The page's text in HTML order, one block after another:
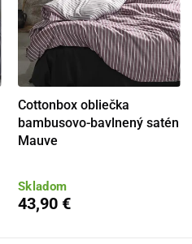
Cottonbox obliečka
bambusovo-bavlnený satén
Mauve
Skladom
43,90 €